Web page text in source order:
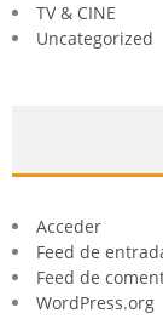
TV & CINE
Uncategorized
Acceder
Feed de
Feed de
WordPress.org